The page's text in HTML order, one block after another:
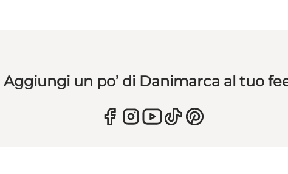
Aggiungi un po’ di Danimarca al tuo